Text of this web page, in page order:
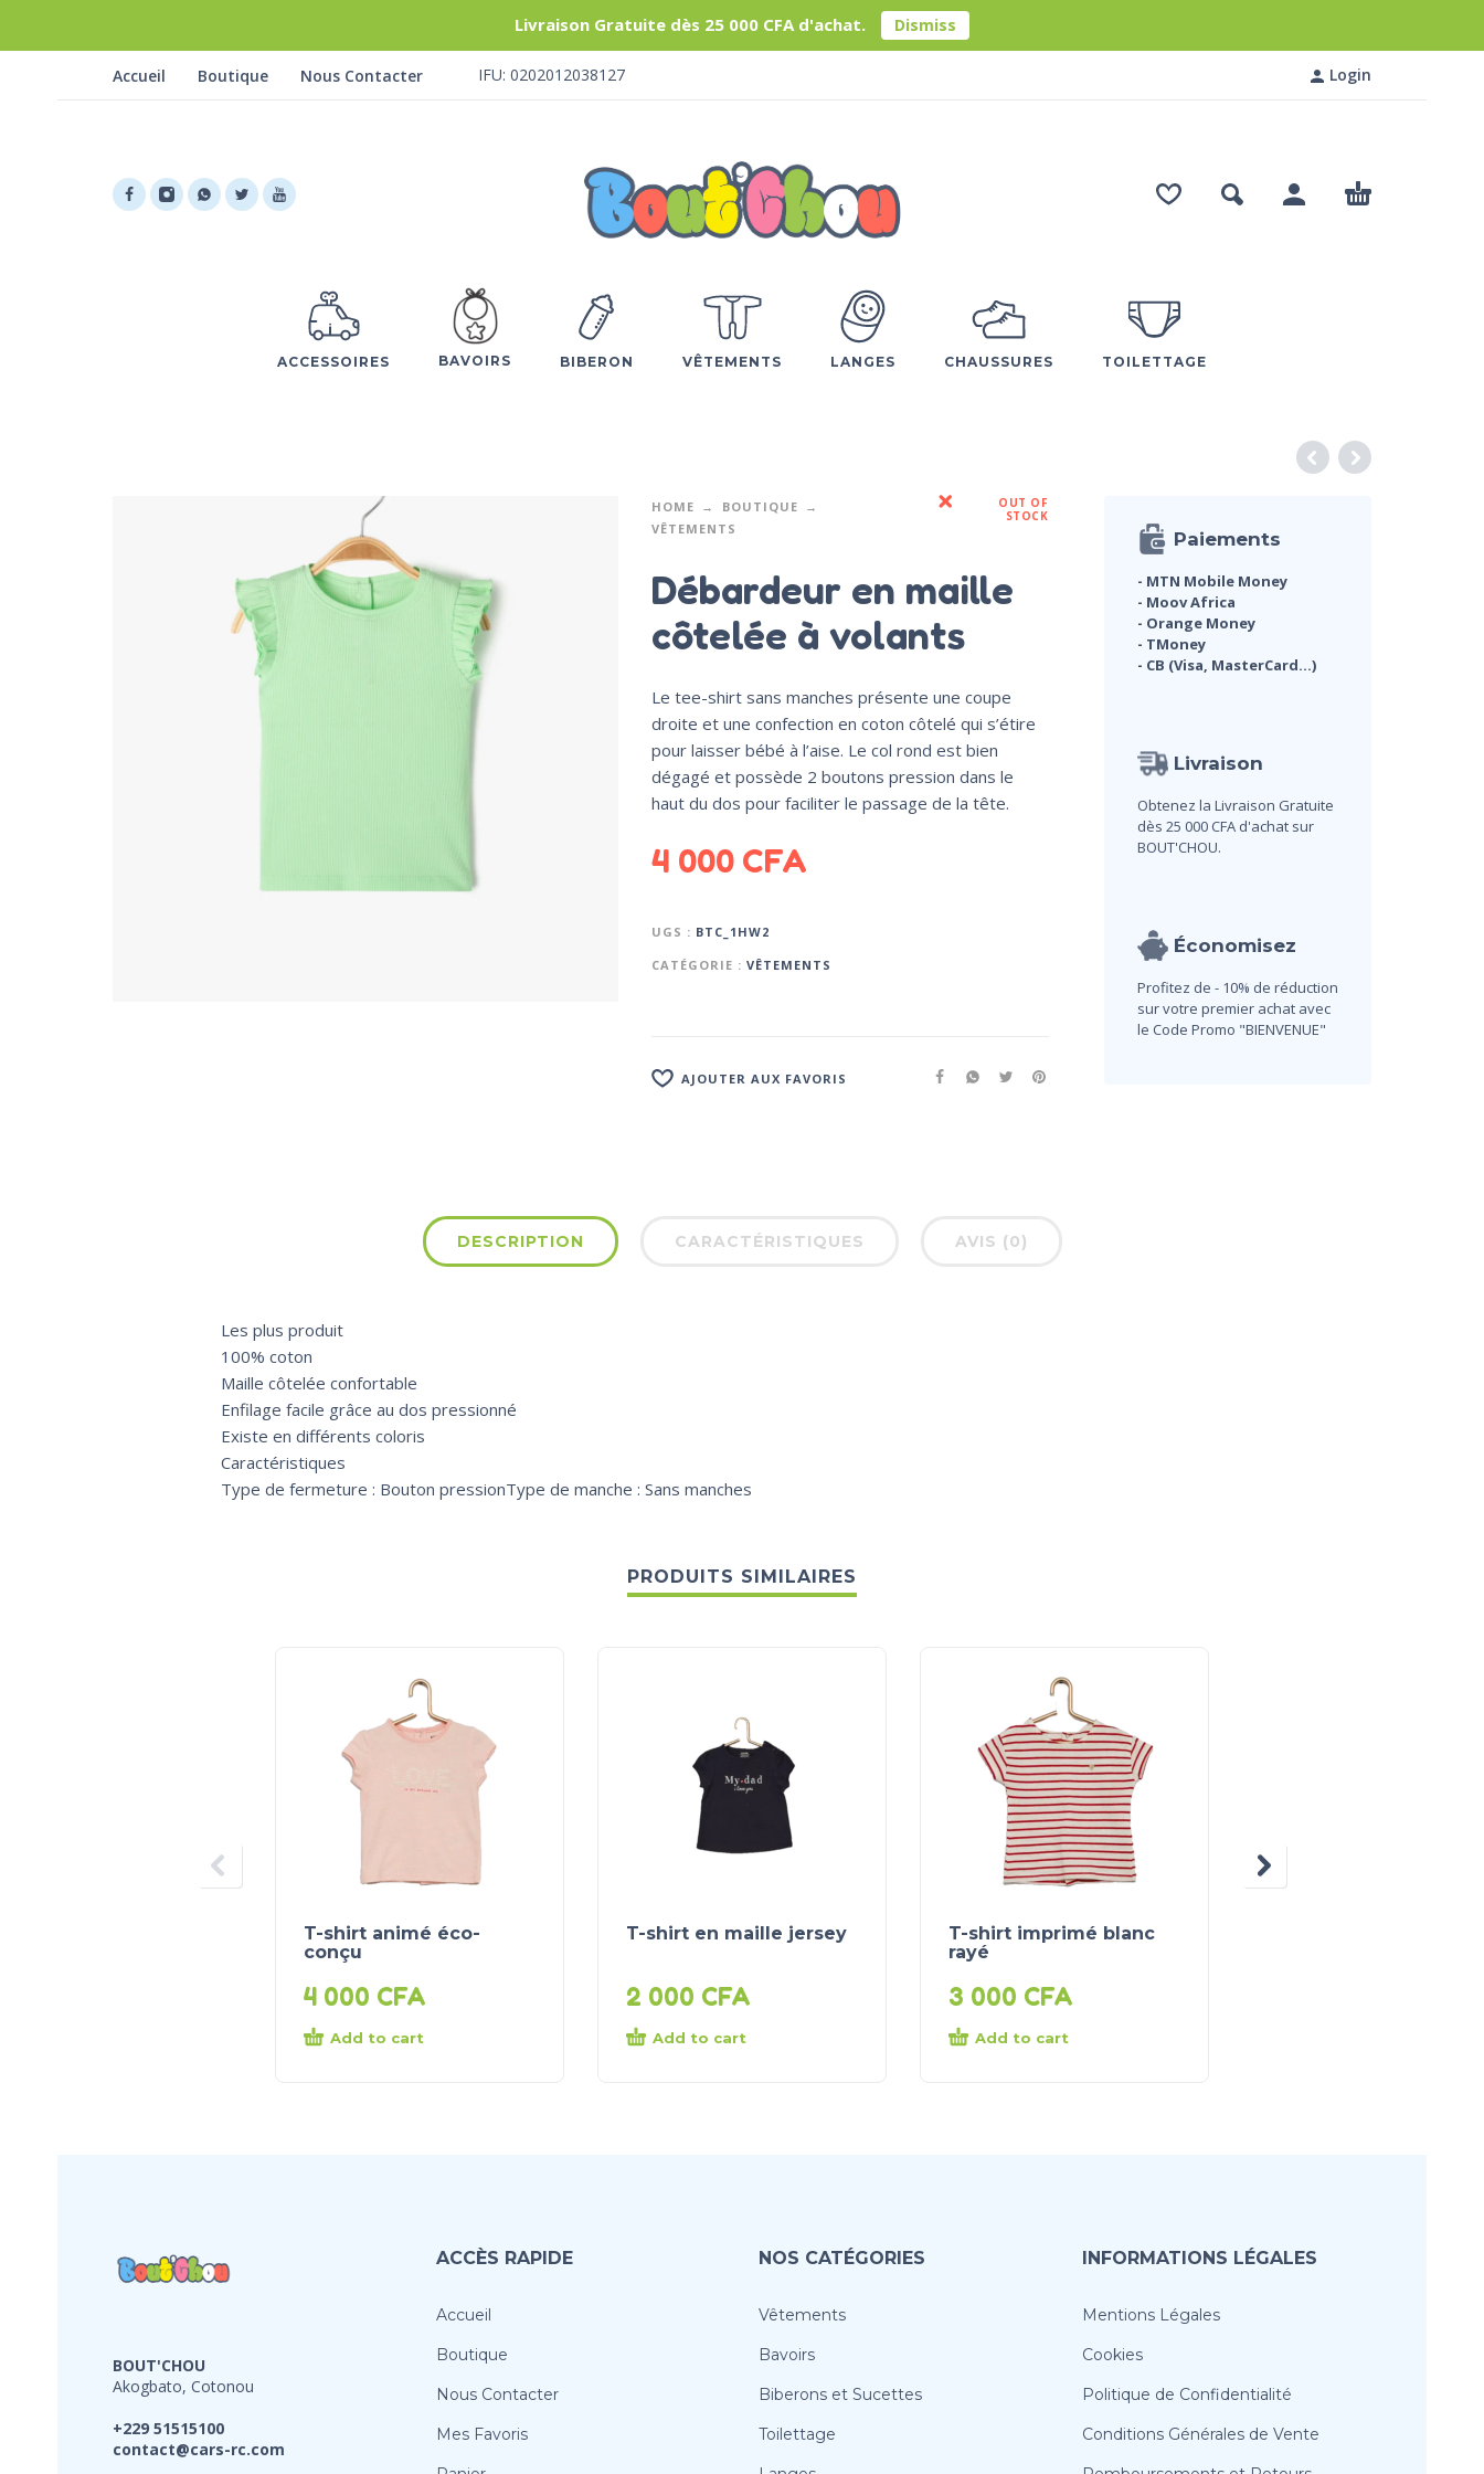
Livraison Gratuite dès 25 000 CFA d'achat. Dismiss
Accueil Boutique Nous Contacter IFU: 0202012038127 Login
ACCESSOIRES BAVOIRS BIBERON VÊTEMENTS LANGES CHAUSSURES TOILETTAGE
HOME
BOUTIQUE
VÊTEMENTS
OUT OF
STOCK
Débardeur en maille
côtelée à volants
Le tee-shirt sans manches présente une coupe
droite et une confection en coton côtelé qui s’étire
pour laisser bébé à l’aise. Le col rond est bien
dégagé et possède 2 boutons pression dans le
haut du dos pour faciliter le passage de la tête.
4 000 CFA
UGS : BTC_1HW2
CATÉGORIE : VÊTEMENTS
AJOUTER AUX FAVORIS
Paiements
- MTN Mobile Money
- Moov Africa
- Orange Money
- TMoney
- CB (Visa, MasterCard...)
Livraison
Obtenez la Livraison Gratuite
dès 25 000 CFA d'achat sur
BOUT'CHOU.
Économisez
Profitez de - 10% de réduction
sur votre premier achat avec
le Code Promo "BIENVENUE"
DESCRIPTION CARACTÉRISTIQUES AVIS (0)
Les plus produit
100% coton
Maille côtelée confortable
Enfilage facile grâce au dos pressionné
Existe en différents coloris
Caractéristiques
Type de fermeture : Bouton pressionType de manche : Sans manches
PRODUITS SIMILAIRES
T-shirt animé éco-
conçu
4 000 CFA
Add to cart
T-shirt en maille jersey
2 000 CFA
Add to cart
T-shirt imprimé blanc
rayé
3 000 CFA
Add to cart
BOUT'CHOU
Akogbato, Cotonou
+229 51515100
contact@cars-rc.com
ACCÈS RAPIDE
Accueil
Boutique
Nous Contacter
Mes Favoris
NOS CATÉGORIES
Vêtements
Bavoirs
Biberons et Sucettes
Toilettage
INFORMATIONS LÉGALES
Mentions Légales
Cookies
Politique de Confidentialité
Conditions Générales de Vente